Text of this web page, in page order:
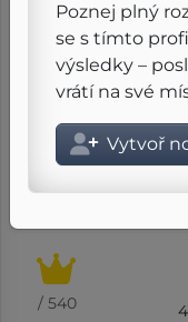
+ 1 450 m
/ 540
Poznej plný
se s tímto
výsledky –
vrátí na své
Vytvoř